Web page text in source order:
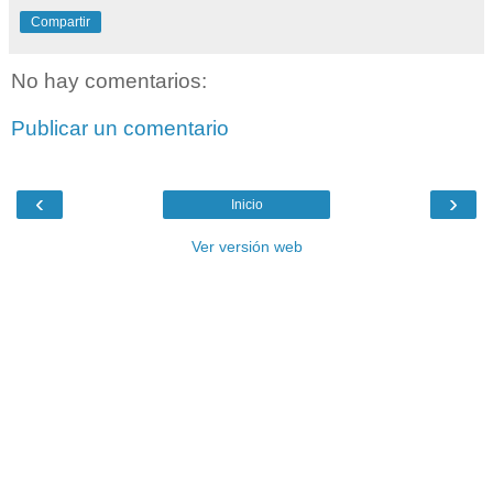
Compartir
No hay comentarios:
Publicar un comentario
‹ ›
Inicio
Ver versión web